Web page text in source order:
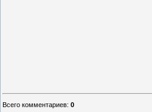
Всего комментариев: 0